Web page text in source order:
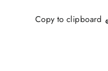
Copy to clipboard